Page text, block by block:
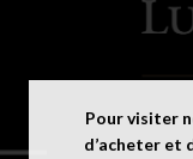
Pour visiter
d’acheter et